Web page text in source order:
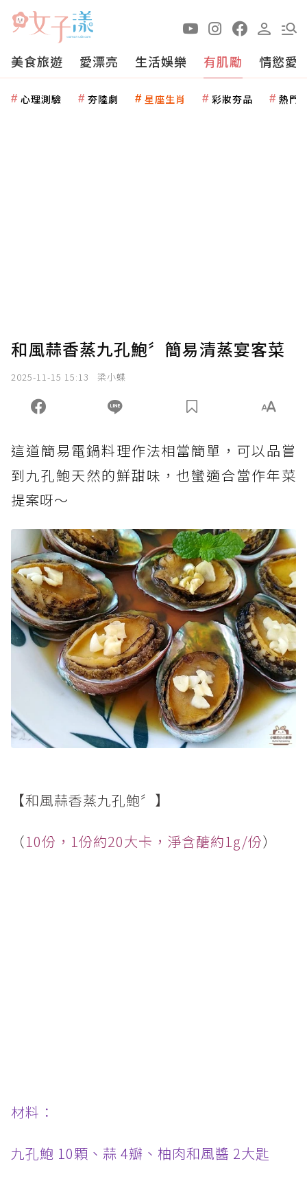
美食旅遊 愛漂亮 生活娛樂 有肌勵 情慾愛
心理測驗 夯陸劇 星座生肖 彩妝夯品 熱門
和風蒜香蒸九孔鮑〞簡易清蒸宴客菜
2025-11-15 15:13 梁小蝶
這道簡易電鍋料理作法相當簡單，可以品嘗
到九孔鮑天然的鮮甜味，也蠻適合當作年菜
提案呀～
【和風蒜香蒸九孔鮑〞】
（10份，1份約20大卡，淨含醣約1g/份）
材料：
九孔鮑 10顆、蒜 4瓣、柚肉和風醬 2大匙